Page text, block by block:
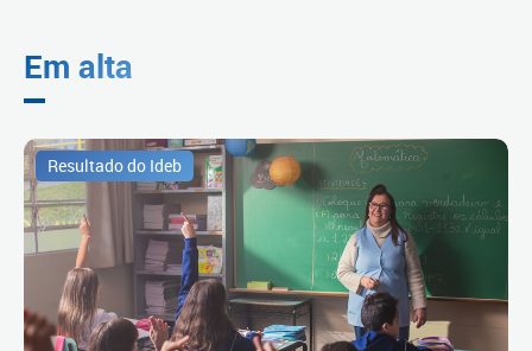
Em alta
Resultado do Ideb